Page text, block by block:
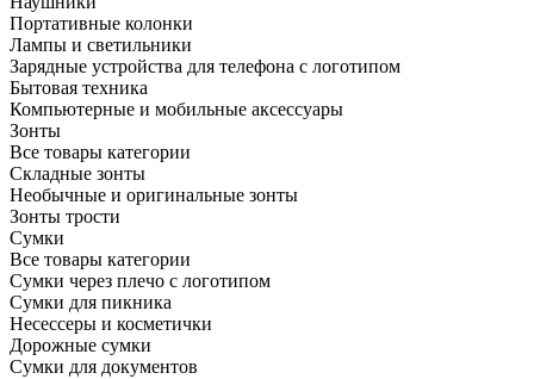
Портативные колонки
Лампы и светильники
Зарядные устройства для телефона с логотипом
Бытовая техника
Компьютерные и мобильные аксессуары
Зонты
Все товары категории
Складные зонты
Необычные и оригинальные зонты
Зонты трости
Сумки
Все товары категории
Сумки через плечо с логотипом
Сумки для пикника
Несессеры и косметички
Дорожные сумки
Сумки для документов